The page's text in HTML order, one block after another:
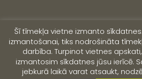
© 2019 Valmieras Viestura
Šī tīmekļa vietne izmanto
izmantošanai, tiks nodrošināta
darbība. Turpinot vietnes
izmantosim sīkdatnes jūsu ierīcē.
jebkurā laikā varat atsaukt,